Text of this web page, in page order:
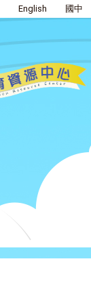
English 國中